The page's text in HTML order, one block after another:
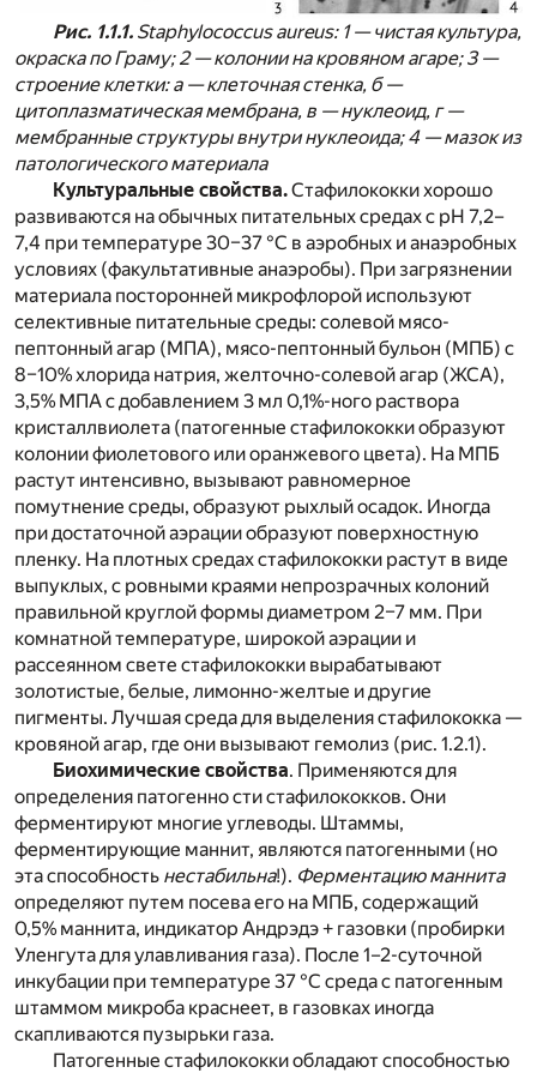
Рис. 1.1.1. Staphylococcus aureus: 1 — чистая культура,
окраска по Граму; 2 — колонии на кровяном агаре; 3 —
строение клетки: а — клеточная стенка, б —
цитоплазматическая мембрана, в — нуклеоид, г —
мембранные структуры внутри нуклеоида; 4 — мазок из
патологического материала
Культуральные свойства.Стафилококки хорошо
развиваются на обычных питательных средах с рН 7,2–
7,4 при температуре 30–37 °С в аэробных и анаэробных
условиях (факультативные анаэробы). При загрязнении
материала посторонней микрофлорой используют
селективные питательные среды: солевой мясо-
пептонный агар (МПА), мясо-пептонный бульон (МПБ) с
8–10% хлорида натрия, желточно-солевой агар (ЖСА),
3,5% МПА с добавлением 3 мл 0,1%-ного раствора
кристаллвиолета (патогенные стафилококки образуют
колонии фиолетового или оранжевого цвета). На МПБ
растут интенсивно, вызывают равномерное
помутнение среды, образуют рыхлый осадок. Иногда
при достаточной аэрации образуют поверхностную
пленку. На плотных средах стафилококки растут в виде
выпуклых, с ровными краями непрозрачных колоний
правильной круглой формы диаметром 2–7 мм. При
комнатной температуре, широкой аэрации и
рассеянном свете стафилококки вырабатывают
золотистые, белые, лимонно-желтые и другие
пигменты. Лучшая среда для выделения стафилококка —
кровяной агар, где они вызывают гемолиз (рис. 1.2.1).
Биохимические свойства. Применяются для
определения патогенно сти стафилококков. Они
ферментируют многие углеводы. Штаммы,
ферментирующие маннит, являются патогенными (но
эта способность нестабильна!). Ферментацию маннита
определяют путем посева его на МПБ, содержащий
0,5% маннита, индикатор Андрэдэ + газовки (пробирки
Уленгута для улавливания газа). После 1–2-суточной
инкубации при температуре 37 °С среда с патогенным
штаммом микроба краснеет, в газовках иногда
скапливаются пузырьки газа.
Патогенные стафилококки обладают способностью